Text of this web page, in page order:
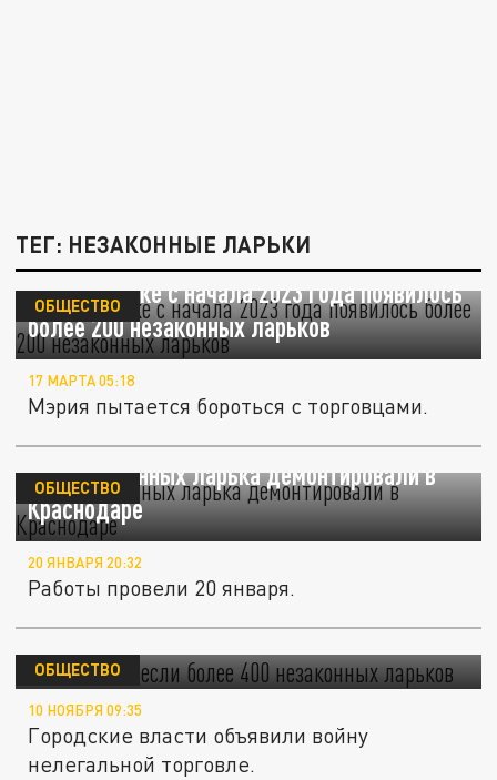
ТЕГ: НЕЗАКОННЫЕ ЛАРЬКИ
В Челябинске с начала 2023 года появилось
более 200 незаконных ларьков
ОБЩЕСТВО
17 МАРТА 05:18
Мэрия пытается бороться с торговцами.
Два незаконных ларька демонтировали в
Краснодаре
ОБЩЕСТВО
20 ЯНВАРЯ 20:32
Работы провели 20 января.
В Ростове снесли более 400 незаконных
ларьков
ОБЩЕСТВО
10 НОЯБРЯ 09:35
Городские власти объявили войну
нелегальной торговле.